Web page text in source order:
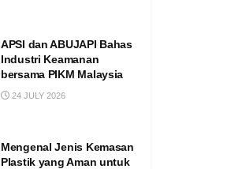
APSI dan ABUJAPI Bahas
Industri Keamanan
bersama PIKM Malaysia
24 JULY 2026
Mengenal Jenis Kemasan
Plastik yang Aman untuk